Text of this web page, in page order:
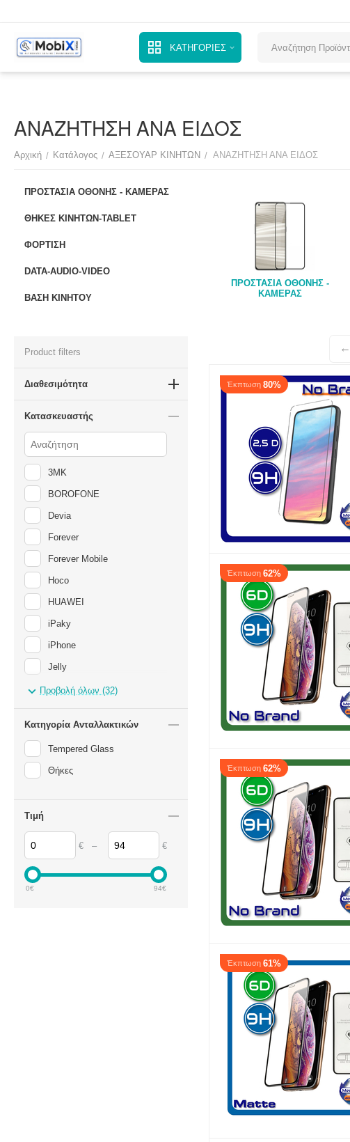
ΚΑΤΗΓΟΡΙΕΣ
ΑΝΑΖΗΤΗΣΗ ΑΝΑ ΕΙΔΟΣ
Αρχική / Κατάλογος / ΑΞΕΣΟΥΑΡ ΚΙΝΗΤΩΝ / ΑΝΑΖΗΤΗΣΗ ΑΝΑ ΕΙΔΟΣ
ΠΡΟΣΤΑΣΙΑ ΟΘΟΝΗΣ -
ΚΑΜΕΡΑΣ
Έκπτωση 80%
Έκπτωση 62%
Έκπτωση 62%
Έκπτωση 61%
ΠΡΟΣΤΑΣΙΑ ΟΘΟΝΗΣ - ΚΑΜΕΡΑΣ
ΘΗΚΕΣ ΚΙΝΗΤΩΝ-TABLET
ΦΟΡΤΙΣΗ
DATA-AUDIO-VIDEO
ΒΑΣΗ ΚΙΝΗΤΟΥ
Product filters
Διαθεσιμότητα
Κατασκευαστής
3MK
BOROFONE
Devia
Forever
Forever Mobile
Hoco
HUAWEI
iPaky
iPhone
Jelly
Kaku/Kakusiga
Nillkin
ONEPLUS
Realme
ShieldUP
Προβολή όλων (32)
Κατηγορία Ανταλλακτικών
Tempered Glass
Θήκες
Τιμή
€ – €
0€ 94€